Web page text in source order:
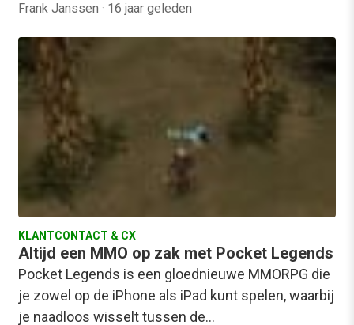
Frank Janssen · 16 jaar geleden
KLANTCONTACT & CX
Altijd een MMO op zak met Pocket Legends
Pocket Legends is een gloednieuwe MMORPG die
je zowel op de iPhone als iPad kunt spelen, waarbij
je naadloos wisselt tussen de…